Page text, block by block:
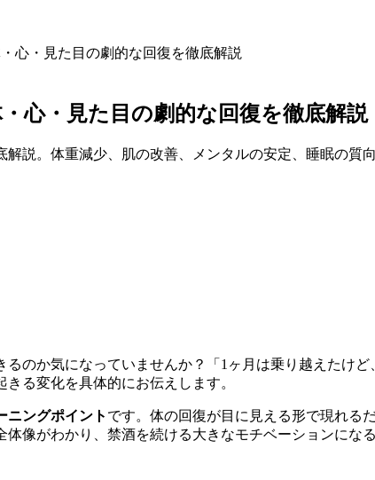
心・見た目の劇的な回復を徹底解説
心・見た目の劇的な回復を徹底解説
説。体重減少、肌の改善、メンタルの安定、睡眠の質
るのか気になっていませんか？「1ヶ月は乗り越えた
る変化を具体的にお伝えします。
ニングポイント です。体の回復が目に見える形で現れる
像がわかり、禁酒を続ける大きなモチベーションになる